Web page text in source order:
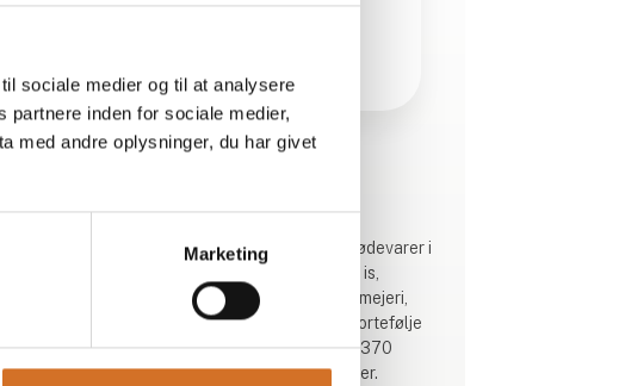
sociale medier og til at analysere
inden for sociale medier,
med andre oplysninger, du har givet
Marketing
Geia Food tilbyder en bred vifte af fødevarer i
kategorierne convenience, fjerkræ, is,
tørvarer, drikkevarer, frugt & grønt, mejeri,
ost, fisk og skaldyr. Vores produktportefølje
er bred og dyb med vores mere end 370
lokale og internationale leverandører.